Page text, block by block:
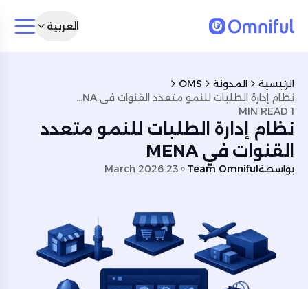
العربية
الرئيسية المدونة
OMS
نظام إدارة الطلبات للنمو متعدد القنوات في MENA
1 MIN READ
نظام إدارة الطلبات للنمو متعدد
القنوات في MENA
بواسطةTeam Omniful
23 March 2026